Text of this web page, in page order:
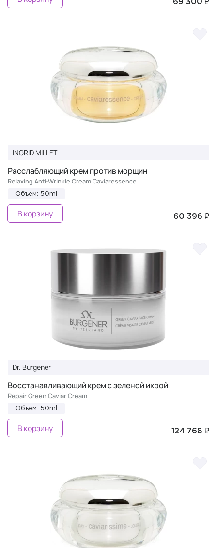
69 300 ₽
INGRID MILLET
Расслабляющий крем против морщин
Relaxing Anti-Wrinkle Cream Caviaressence
Объем: 50ml
60 396 ₽
В корзину
Dr. Burgener
Восстанавливающий крем с зеленой икрой
Repair Green Caviar Cream
Объем: 50ml
124 768 ₽
В корзину